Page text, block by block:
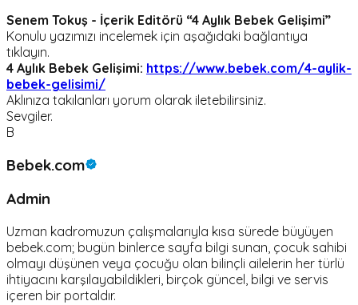
Senem Tokuş - İçerik Editörü “4 Aylık Bebek Gelişimi”
Konulu yazımızı incelemek için aşağıdaki bağlantıya
tıklayın.
4 Aylık Bebek Gelişimi: https://www.bebek.com/4-aylik-
bebek-gelisimi/
Aklınıza takılanları yorum olarak iletebilirsiniz.
Sevgiler.
B
Bebek.com
Admin
Uzman kadromuzun çalışmalarıyla kısa sürede büyüyen
bebek.com; bugün binlerce sayfa bilgi sunan, çocuk sahibi
olmayı düşünen veya çocuğu olan bilinçli ailelerin her türlü
ihtiyacını karşılayabildikleri, birçok güncel, bilgi ve servis
içeren bir portaldır.